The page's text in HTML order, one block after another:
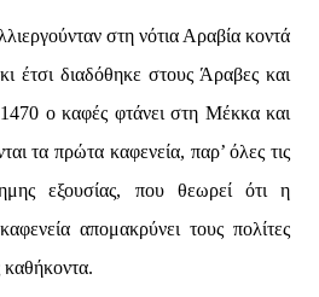
στη νότια Αραβία κοντά
έτσι διαδόθηκε στους Άραβες και
1470 ο καφές φτάνει στη Μέκκα και
τα πρώτα καφενεία, παρ’ όλες τις
εξουσίας, που θεωρεί ότι η
απομακρύνει τους πολίτες
καθήκοντα.